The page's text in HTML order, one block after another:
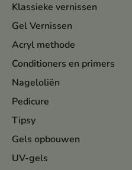
Klassieke vernissen
Gel Vernissen
Acryl methode
Conditioners en primers
Nageloliën
Pedicure
Tipsy
Gels opbouwen
UV-gels